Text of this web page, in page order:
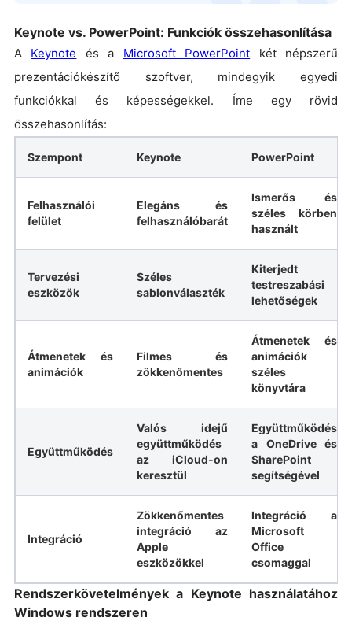
Keynote vs. PowerPoint: Funkciók összehasonlítása
A Keynote és a Microsoft PowerPoint két népszerű
prezentációkészítő szoftver, mindegyik egyedi
funkciókkal és képességekkel. Íme egy rövid
összehasonlítás:
Szempont Keynote PowerPoint
Felhasználói
felület
Elegáns és
felhasználóbarát
Ismerős és
széles körben
használt
Tervezési
eszközök
Széles
sablonválaszték
Kiterjedt
testreszabási
lehetőségek
Átmenetek és
animációk
Filmes és
zökkenőmentes
Átmenetek és
animációk
széles
könyvtára
Együttműködés
Valós idejű
együttműködés
az iCloud-on
keresztül
Együttműködés
a OneDrive és
SharePoint
segítségével
Integráció
Zökkenőmentes
integráció az
Apple
eszközökkel
Integráció a
Microsoft
Office
csomaggal
Rendszerkövetelmények a Keynote használatához
Windows rendszeren